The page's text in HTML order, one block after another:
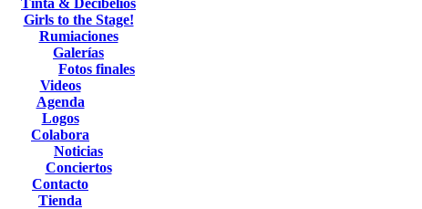
Tinta & Decibelios
Girls to the Stage!
Rumiaciones
Galerías
Fotos finales
Videos
Agenda
Logos
Colabora
Noticias
Conciertos
Contacto
Tienda